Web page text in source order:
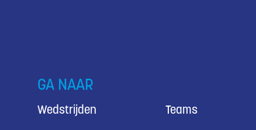
GA NAAR
Wedstrijden Teams